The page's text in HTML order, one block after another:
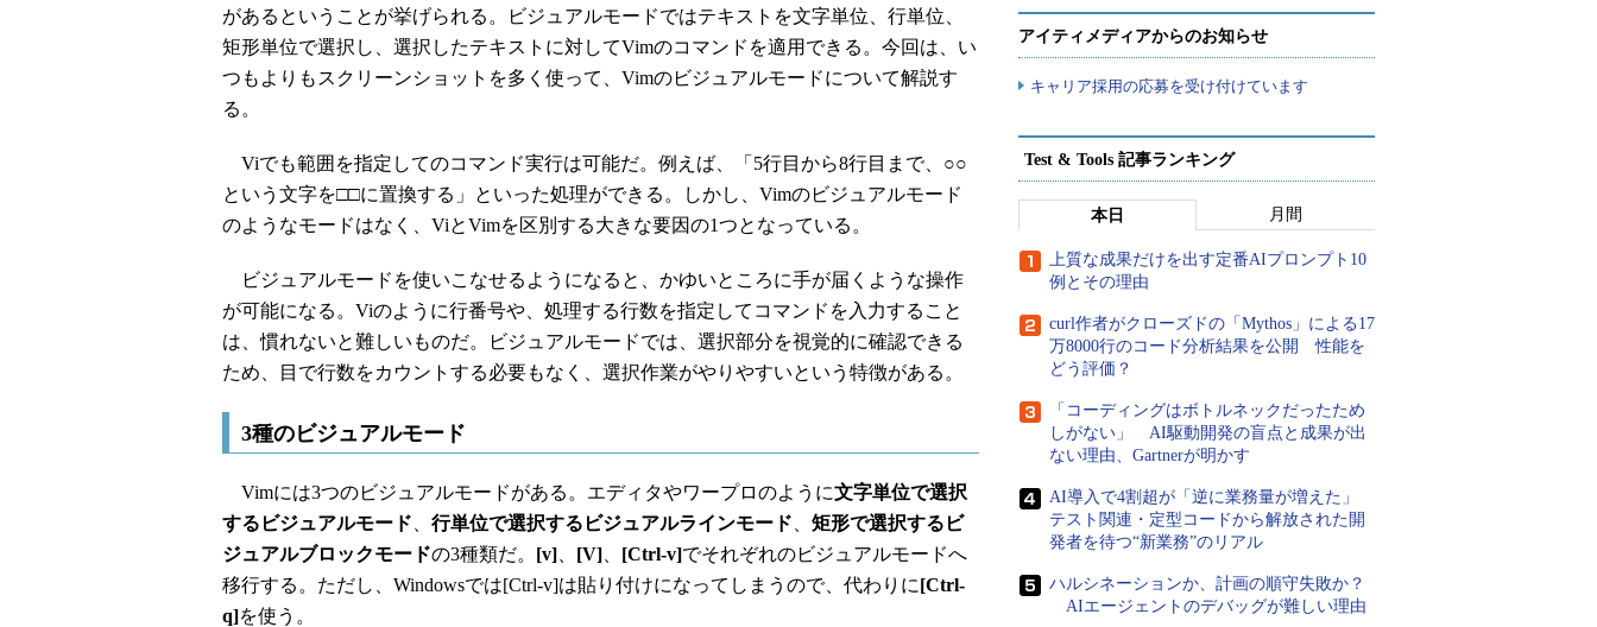
があるということが挙げられる。ビジュアルモードではテキストを文字単位、行単位、
矩形単位で選択し、選択したテキストに対してVimのコマンドを適用できる。今回は、い
つもよりもスクリーンショットを多く使って、Vimのビジュアルモードについて解説す
る。
Viでも範囲を指定してのコマンド実行は可能だ。例えば、「5行目から8行目まで、○○
という文字を□□に置換する」といった処理ができる。しかし、Vimのビジュアルモード
のようなモードはなく、ViとVimを区別する大きな要因の1つとなっている。
ビジュアルモードを使いこなせるようになると、かゆいところに手が届くような操作
が可能になる。Viのように行番号や、処理する行数を指定してコマンドを入力すること
は、慣れないと難しいものだ。ビジュアルモードでは、選択部分を視覚的に確認できる
ため、目で行数をカウントする必要もなく、選択作業がやりやすいという特徴がある。
3種のビジュアルモード
Vimには3つのビジュアルモードがある。エディタやワープロのように文字単位で選択
するビジュアルモード
行単位で選択するビジュアルラインモード
矩形で選択するビ
ジュアルブロックモードの3種類だ。 [v] [V] [Ctrl-v]でそれぞれのビジュアルモードへ
移行する。ただし、Windowsでは[Ctrl-v]は貼り付けになってしまうので、代わりに[Ctrl-
q]を使う。
アイティメディアからのお知らせ
キャリア採用の応募を受け付けています
Test & Tools 記事ランキング
本日 月間
上質な成果だけを出す定番AIプロンプト10
例とその理由
curl作者がクローズドの「Mythos」による17
万8000行のコード分析結果を公開 性能を
どう評価？
「コーディングはボトルネックだったため
しがない」 AI駆動開発の盲点と成果が出
ない理由、Gartnerが明かす
AI導入で4割超が「逆に業務量が増えた」
テスト関連・定型コードから解放された開
発者を待つ“新業務”のリアル
ハルシネーションか、計画の順守失敗か？
AIエージェントのデバッグが難しい理由